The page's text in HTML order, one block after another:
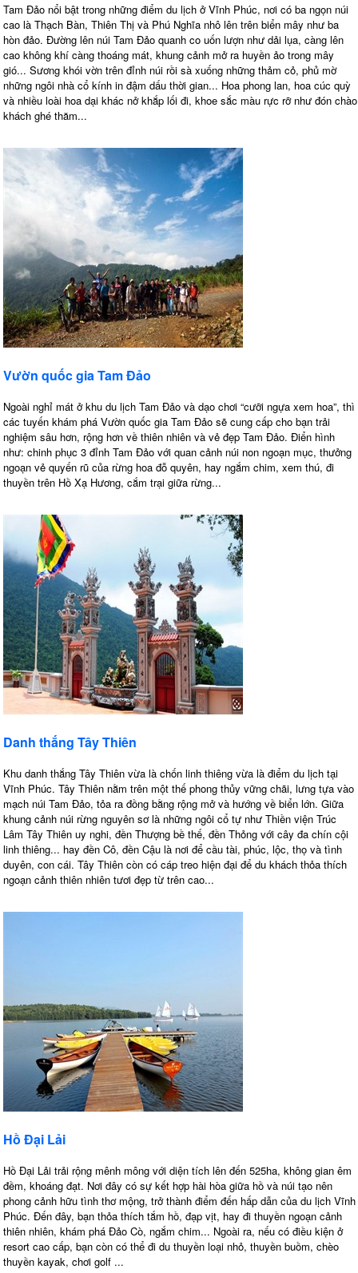
Tam Đảo nổi bật trong những điểm du lịch ở Vĩnh Phúc, nơi có ba ngọn núi
cao là Thạch Bàn, Thiên Thị và Phú Nghĩa nhô lên trên biển mây như ba
hòn đảo. Ðường lên núi Tam Đảo quanh co uốn lượn như dải lụa, càng lên
cao không khí càng thoáng mát, khung cảnh mở ra huyền ảo trong mây
gió... Sương khói vờn trên đỉnh núi rồi sà xuống những thảm cỏ, phủ mờ
những ngôi nhà cổ kính in đậm dấu thời gian... Hoa phong lan, hoa cúc quỳ
và nhiều loài hoa dại khác nở khắp lối đi, khoe sắc màu rực rỡ như đón chào
khách ghé thăm...
Vườn quốc gia Tam Đảo
Ngoài nghỉ mát ở khu du lịch Tam Đảo và dạo chơi “cưỡi ngựa xem hoa”, thì
các tuyến khám phá Vườn quốc gia Tam Đảo sẽ cung cấp cho bạn trải
nghiệm sâu hơn, rộng hơn về thiên nhiên và vẻ đẹp Tam Đảo. Điển hình
như: chinh phục 3 đỉnh Tam Đảo với quan cảnh núi non ngoạn mục, thưởng
ngoạn vẻ quyến rũ của rừng hoa đỗ quyên, hay ngắm chim, xem thú, đi
thuyền trên Hồ Xạ Hương, cắm trại giữa rừng...
Danh thắng Tây Thiên
Khu danh thắng Tây Thiên vừa là chốn linh thiêng vừa là điểm du lịch tại
Vĩnh Phúc. Tây Thiên nằm trên một thế phong thủy vững chãi, lưng tựa vào
mạch núi Tam Đảo, tỏa ra đồng bằng rộng mở và hướng về biển lớn. Giữa
khung cảnh núi rừng nguyên sơ là những ngôi cổ tự như Thiền viện Trúc
Lâm Tây Thiên uy nghi, đền Thượng bề thế, đền Thỏng với cây đa chín cội
linh thiêng... hay đền Cô, đền Cậu là nơi để cầu tài, phúc, lộc, thọ và tình
duyên, con cái. Tây Thiên còn có cáp treo hiện đại để du khách thỏa thích
ngoạn cảnh thiên nhiên tươi đẹp từ trên cao...
Hồ Đại Lải
Hồ Đại Lải trải rộng mênh mông với diện tích lên đến 525ha, không gian êm
đềm, khoáng đạt. Nơi đây có sự kết hợp hài hòa giữa hồ và núi tạo nên
phong cảnh hữu tình thơ mộng, trở thành điểm đến hấp dẫn của du lịch Vĩnh
Phúc. Đến đây, bạn thỏa thích tắm hồ, đạp vịt, hay đi thuyền ngoạn cảnh
thiên nhiên, khám phá Đảo Cò, ngắm chim... Ngoài ra, nếu có điều kiện ở
resort cao cấp, bạn còn có thể đi du thuyền loại nhỏ, thuyền buồm, chèo
thuyền kayak, chơi golf ...